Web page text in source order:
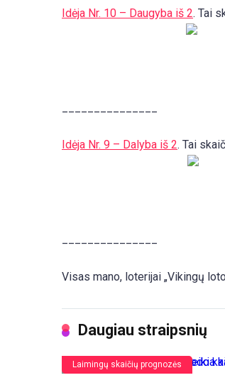
Idėja Nr. 10 – Daugyba iš 2. Tai
Idėja Nr. 9 – Dalyba iš 2. Tai
Visas mano, loterijai „Vikingų
Daugiau straipsnių
Laimingų skaičių prognozės